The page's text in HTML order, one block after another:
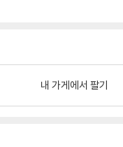
내 가게에서 팔기